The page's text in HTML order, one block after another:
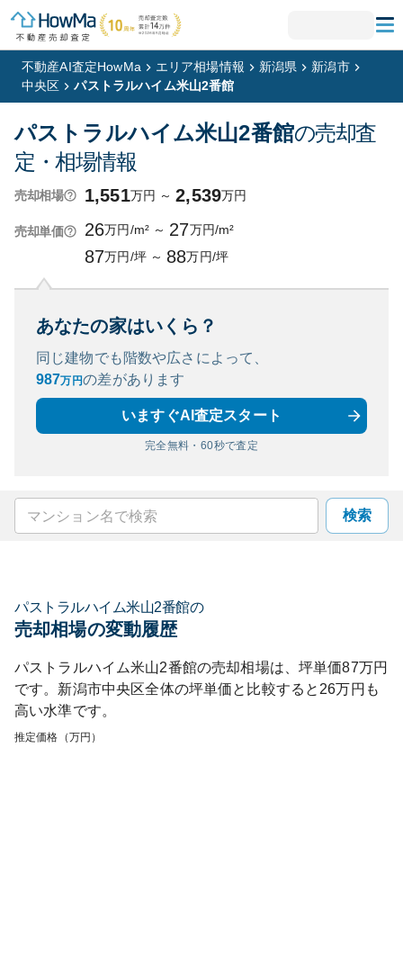
不動産AI査定HowMa エリア相場情報 新潟県
新潟市
中央区
パストラルハイム米山2番館
パストラルハイム米山2番館の売却査
定・相場情報
売却相場 1,551万円 ～ 2,539万円
売却単価 26万円/m² ～ 27万円/m²
87万円/坪 ～ 88万円/坪
あなたの家はいくら？
同じ建物でも階数や広さによって、
987万円の差があります
いますぐAI査定スタート
完全無料・60秒で査定
検索
パストラルハイム米山2番館の
売却相場の変動履歴
パストラルハイム米山2番館の売却相場は、坪単価87万円
です。 新潟市中央区全体の坪単価と比較すると 26万円も
高い水準です。
推定価格（万円）